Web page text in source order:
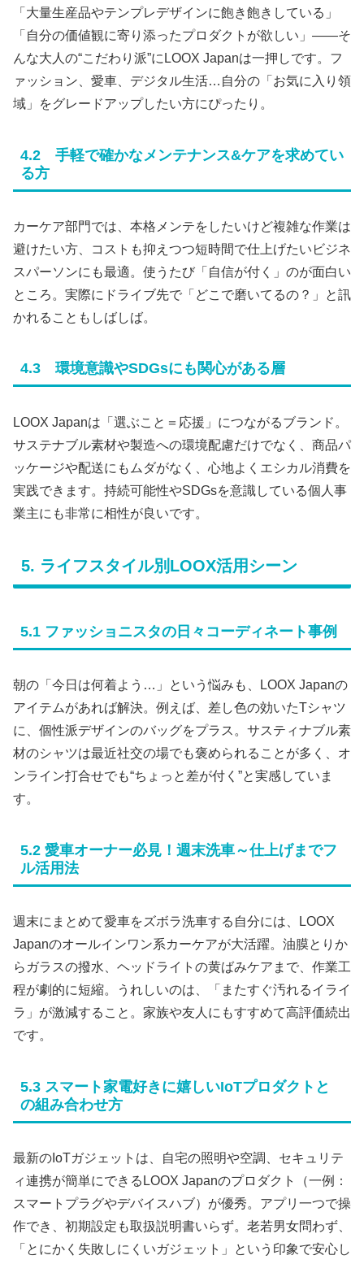
「大量生産品やテンプレデザインに飽き飽きしている」
「自分の価値観に寄り添ったプロダクトが欲しい」——そ
んな大人の“こだわり派”にLOOX Japanは一押しです。フ
ァッション、愛車、デジタル生活…自分の「お気に入り領
域」をグレードアップしたい方にぴったり。
4.2 手軽で確かなメンテナンス&ケアを求めてい
る方
カーケア部門では、本格メンテをしたいけど複雑な作業は
避けたい方、コストも抑えつつ短時間で仕上げたいビジネ
スパーソンにも最適。使うたび「自信が付く」のが面白い
ところ。実際にドライブ先で「どこで磨いてるの？」と訊
かれることもしばしば。
4.3 環境意識やSDGsにも関心がある層
LOOX Japanは「選ぶこと＝応援」につながるブランド。
サステナブル素材や製造への環境配慮だけでなく、商品パ
ッケージや配送にもムダがなく、心地よくエシカル消費を
実践できます。持続可能性やSDGsを意識している個人事
業主にも非常に相性が良いです。
5. ライフスタイル別LOOX活用シーン
5.1 ファッショニスタの日々コーディネート事例
朝の「今日は何着よう…」という悩みも、LOOX Japanの
アイテムがあれば解決。例えば、差し色の効いたTシャツ
に、個性派デザインのバッグをプラス。サスティナブル素
材のシャツは最近社交の場でも褒められることが多く、オ
ンライン打合せでも“ちょっと差が付く”と実感していま
す。
5.2 愛車オーナー必見！週末洗車～仕上げまでフ
ル活用法
週末にまとめて愛車をズボラ洗車する自分には、LOOX
Japanのオールインワン系カーケアが大活躍。油膜とりか
らガラスの撥水、ヘッドライトの黄ばみケアまで、作業工
程が劇的に短縮。うれしいのは、「またすぐ汚れるイライ
ラ」が激減すること。家族や友人にもすすめて高評価続出
です。
5.3 スマート家電好きに嬉しいIoTプロダクトと
の組み合わせ方
最新のIoTガジェットは、自宅の照明や空調、セキュリテ
ィ連携が簡単にできるLOOX Japanのプロダクト（一例：
スマートプラグやデバイスハブ）が優秀。アプリ一つで操
作でき、初期設定も取扱説明書いらず。老若男女問わず、
「とにかく失敗しにくいガジェット」という印象で安心し